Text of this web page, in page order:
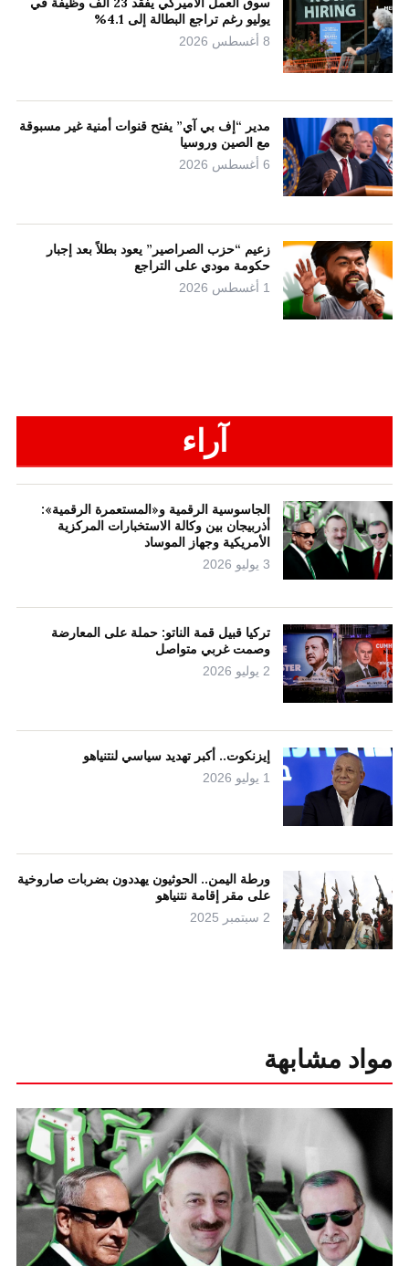
يوليو رغم تراجع البطالة إلى 4.1%
8 أغسطس 2026
مدير “إف بي آي” يفتح قنوات أمنية غير مسبوقة
مع الصين وروسيا
6 أغسطس 2026
زعيم “حزب الصراصير” يعود بطلاً بعد إجبار
حكومة مودي على التراجع
1 أغسطس 2026
آراء
الجاسوسية الرقمية و«المستعمرة الرقمية»:
أذربيجان بين وكالة الاستخبارات المركزية
الأمريكية وجهاز الموساد
3 يوليو 2026
تركيا قبيل قمة الناتو: حملة على المعارضة
وصمت غربي متواصل
2 يوليو 2026
إيزنكوت.. أكبر تهديد سياسي لنتنياهو
1 يوليو 2026
ورطة اليمن.. الحوثيون يهددون بضربات صاروخية
على مقر إقامة نتنياهو
2 سبتمبر 2025
مواد مشابهة